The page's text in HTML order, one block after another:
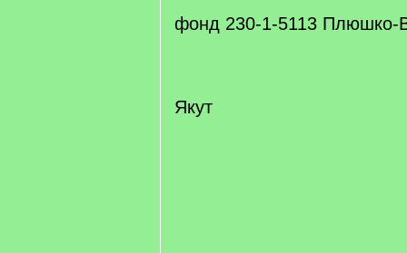
фонд 230-1-5113 Плюшко-
Якут